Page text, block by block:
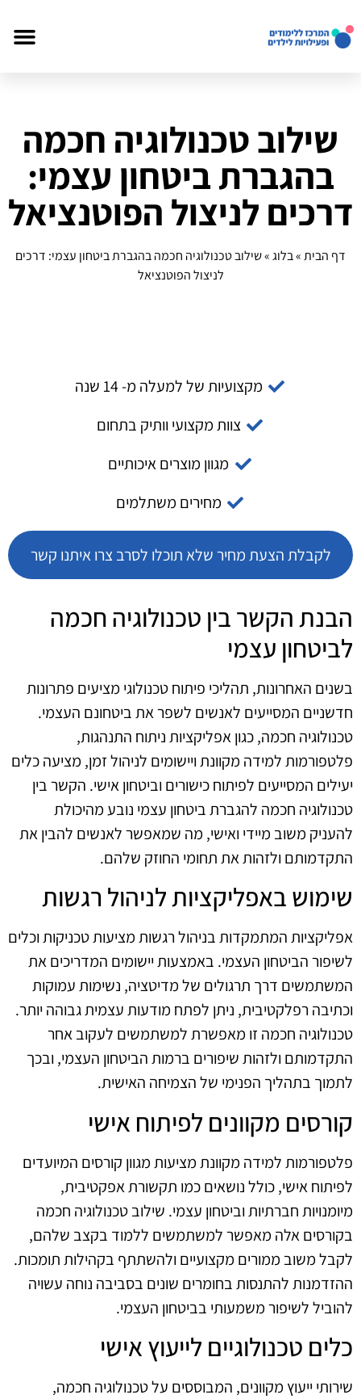
שילוב טכנולוגיה חכמה
בהגברת ביטחון עצמי:
דרכים לניצול הפוטנציאל
דף הבית»בלוג»שילוב טכנולוגיה חכמה בהגברת ביטחון עצמי: דרכים
לניצול הפוטנציאל
מקצועיות של למעלה מ- 14 שנה
צוות מקצועי וותיק בתחום
מגוון מוצרים איכותיים
מחירים משתלמים
לקבלת הצעת מחיר שלא תוכלו לסרב צרו איתנו קשר
הבנת הקשר בין טכנולוגיה חכמה
לביטחון עצמי
בשנים האחרונות, תהליכי פיתוח טכנולוגי מציעים פתרונות
חדשניים המסייעים לאנשים לשפר את ביטחונם העצמי.
טכנולוגיה חכמה, כגון אפליקציות ניתוח התנהגות,
פלטפורמות למידה מקוונת ויישומים לניהול זמן, מציעה כלים
יעילים המסייעים לפיתוח כישורים וביטחון אישי. הקשר בין
טכנולוגיה חכמה להגברת ביטחון עצמי נובע מהיכולת
להעניק משוב מיידי ואישי, מה שמאפשר לאנשים להבין את
התקדמותם ולזהות את תחומי החוזק שלהם.
שימוש באפליקציות לניהול רגשות
אפליקציות המתמקדות בניהול רגשות מציעות טכניקות וכלים
לשיפור הביטחון העצמי. באמצעות יישומים המדריכים את
המשתמשים דרך תרגולים של מדיטציה, נשימות עמוקות
וכתיבה רפלקטיבית, ניתן לפתח מודעות עצמית גבוהה יותר.
טכנולוגיה חכמה זו מאפשרת למשתמשים לעקוב אחר
התקדמותם ולזהות שיפורים ברמות הביטחון העצמי, ובכך
לתמוך בתהליך הפנימי של הצמיחה האישית.
קורסים מקוונים לפיתוח אישי
פלטפורמות למידה מקוונת מציעות מגוון קורסים המיועדים
לפיתוח אישי, כולל נושאים כמו תקשורת אפקטיבית,
מיומנויות חברתיות וביטחון עצמי. שילוב טכנולוגיה חכמה
בקורסים אלה מאפשר למשתמשים ללמוד בקצב שלהם,
לקבל משוב ממורים מקצועיים ולהשתתף בקהילות תומכות.
ההזדמנות להתנסות בחומרים שונים בסביבה נוחה עשויה
להוביל לשיפור משמעותי בביטחון העצמי.
כלים טכנולוגיים לייעוץ אישי
שירותי ייעוץ מקוונים, המבוססים על טכנולוגיה חכמה,